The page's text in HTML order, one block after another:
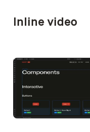
Inline video